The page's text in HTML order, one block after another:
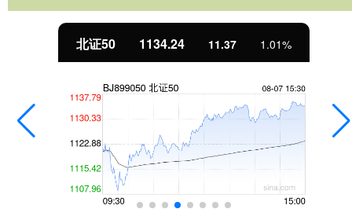
北证50 1134.24 11.37 1.01%